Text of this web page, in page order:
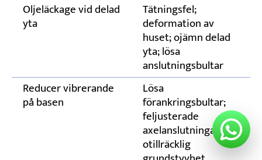
Oljeläckage vid delad
yta
Tätningsfel;
deformation av
huset; ojämn delad
yta; lösa
anslutningsbultar
Reducer vibrerande
på basen
Lösa
förankringsbultar;
feljusterade
axelanslutningar;
otillräcklig